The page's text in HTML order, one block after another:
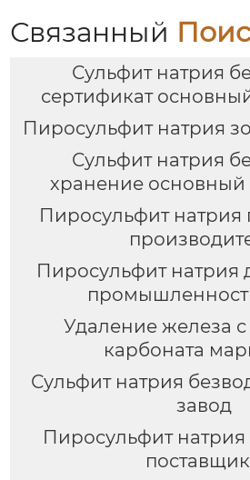
Связанный
Сульфит натрия
сертификат
Пиросульфит натрия
Сульфит натрия
хранение основный
Пиросульфит
Пиросульфит натрия
Удаление железа
карбоната
Сульфит натрия
завод
Пиросульфит